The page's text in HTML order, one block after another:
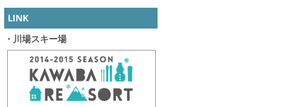
LINK
・川場スキー場